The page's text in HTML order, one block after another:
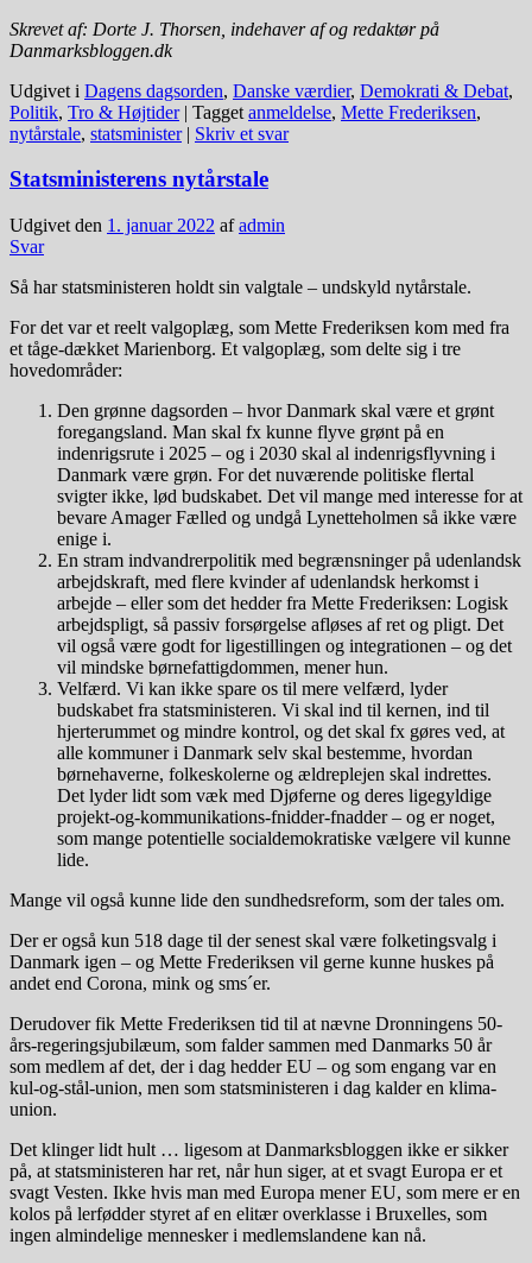
Skrevet af: Dorte J. Thorsen, indehaver af og redaktør på
Danmarksbloggen.dk
Udgivet i Dagens dagsorden, Danske værdier, Demokrati & Debat,
Politik, Tro & Højtider | Tagget anmeldelse, Mette Frederiksen,
nytårstale, statsminister | Skriv et svar
Statsministerens nytårstale
Udgivet den 1. januar 2022 afadmin
Svar
Så har statsministeren holdt sin valgtale – undskyld nytårstale.
For det var et reelt valgoplæg, som Mette Frederiksen kom med fra
et tåge-dækket Marienborg. Et valgoplæg, som delte sig i tre
hovedområder:
Den grønne dagsorden – hvor Danmark skal være et grønt
foregangsland. Man skal fx kunne flyve grønt på en
indenrigsrute i 2025 – og i 2030 skal al indenrigsflyvning i
Danmark være grøn. For det nuværende politiske flertal
svigter ikke, lød budskabet. Det vil mange med interesse for at
bevare Amager Fælled og undgå Lynetteholmen så ikke være
enige i.
En stram indvandrerpolitik med begrænsninger på udenlandsk
arbejdskraft, med flere kvinder af udenlandsk herkomst i
arbejde – eller som det hedder fra Mette Frederiksen: Logisk
arbejdspligt, så passiv forsørgelse afløses af ret og pligt. Det
vil også være godt for ligestillingen og integrationen – og det
vil mindske børnefattigdommen, mener hun.
Velfærd. Vi kan ikke spare os til mere velfærd, lyder
budskabet fra statsministeren. Vi skal ind til kernen, ind til
hjerterummet og mindre kontrol, og det skal fx gøres ved, at
alle kommuner i Danmark selv skal bestemme, hvordan
børnehaverne, folkeskolerne og ældreplejen skal indrettes.
Det lyder lidt som væk med Djøferne og deres ligegyldige
projekt-og-kommunikations-fnidder-fnadder – og er noget,
som mange potentielle socialdemokratiske vælgere vil kunne
lide.
Mange vil også kunne lide den sundhedsreform, som der tales om.
Der er også kun 518 dage til der senest skal være folketingsvalg i
Danmark igen – og Mette Frederiksen vil gerne kunne huskes på
andet end Corona, mink og sms´er.
Derudover fik Mette Frederiksen tid til at nævne Dronningens 50-
års-regeringsjubilæum, som falder sammen med Danmarks 50 år
som medlem af det, der i dag hedder EU – og som engang var en
kul-og-stål-union, men som statsministeren i dag kalder en klima-
union.
Det klinger lidt hult … ligesom at Danmarksbloggen ikke er sikker
på, at statsministeren har ret, når hun siger, at et svagt Europa er et
svagt Vesten. Ikke hvis man med Europa mener EU, som mere er en
kolos på lerfødder styret af en elitær overklasse i Bruxelles, som
ingen almindelige mennesker i medlemslandene kan nå.